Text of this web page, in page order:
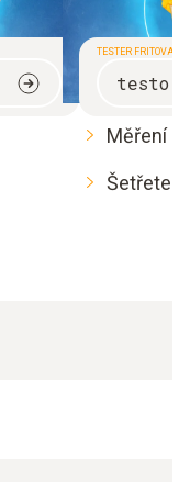
TESTER
testo
Měření
Šetřete